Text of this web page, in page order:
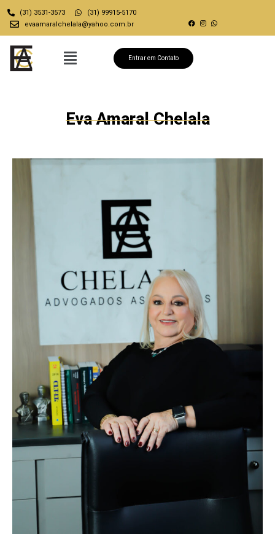
(31) 3531-3573
(31) 99915-5170
evaamaralchelala@yahoo.com.br
Entrar em Contato
Eva Amaral Chelala